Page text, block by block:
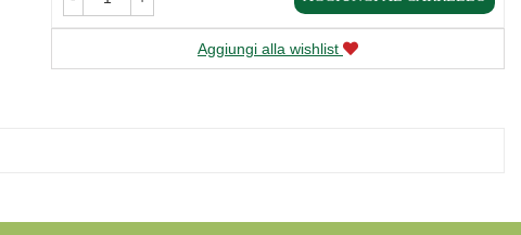
Aggiungi alla wishlist